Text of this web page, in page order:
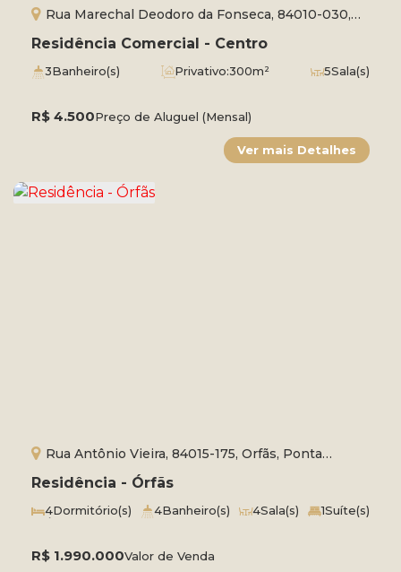
Residência Comercial - Centro
R$ 4.500Preço de Aluguel (Mensal)
Rua Marechal Deodoro da Fonseca, 84010-030,
Centro, Ponta Grossa, Paraná, Brasil
3Banheiro(s) Privativo:300m² 5Sala(s)
Residência - Órfãs
R$ 1.990.000Valor de Venda
Rua Antônio Vieira, 84015-175, Orfãs, Ponta
Grossa, Paraná, Brasil
4Dormitório(s) 4Banheiro(s) 4Sala(s) 1Suíte(s)